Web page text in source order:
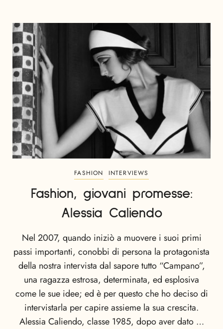
FASHION INTERVIEWS
Fashion, giovani promesse:
Alessia Caliendo
Nel 2007, quando iniziò a muovere i suoi primi
passi importanti, conobbi di persona la protagonista
della nostra intervista dal sapore tutto “Campano”,
una ragazza estrosa, determinata, ed esplosiva
come le sue idee; ed è per questo che ho deciso di
intervistarla per capire assieme la sua crescita.
Alessia Caliendo, classe 1985, dopo aver dato …